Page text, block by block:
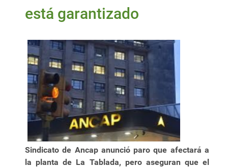
está garantizado
Sindicato de Ancap anunció paro que afectará a
la planta de La Tablada, pero aseguran que el